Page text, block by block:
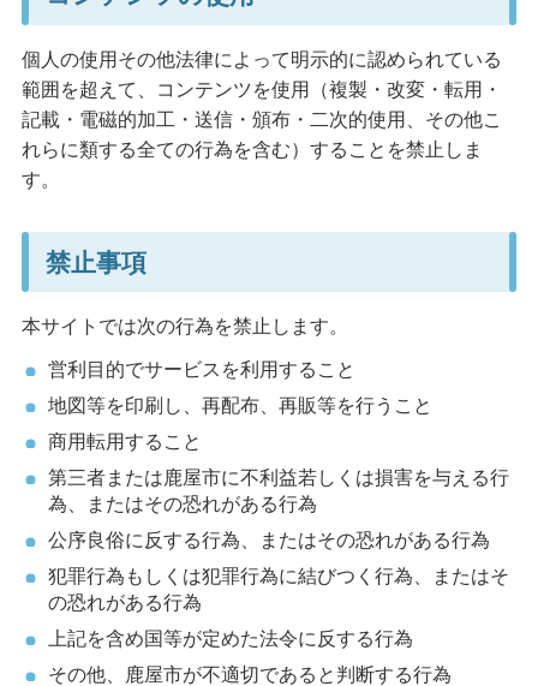
個人の使用その他法律によって明示的に認められている
範囲を超えて、コンテンツを使用（複製・改変・転用・
記載・電磁的加工・送信・頒布・二次的使用、その他こ
れらに類する全ての行為を含む）することを禁止しま
す。
禁止事項
本サイトでは次の行為を禁止します。
営利目的でサービスを利用すること
地図等を印刷し、再配布、再販等を行うこと
商用転用すること
第三者または鹿屋市に不利益若しくは損害を与える行
為、またはその恐れがある行為
公序良俗に反する行為、またはその恐れがある行為
犯罪行為もしくは犯罪行為に結びつく行為、またはそ
の恐れがある行為
上記を含め国等が定めた法令に反する行為
その他、鹿屋市が不適切であると判断する行為